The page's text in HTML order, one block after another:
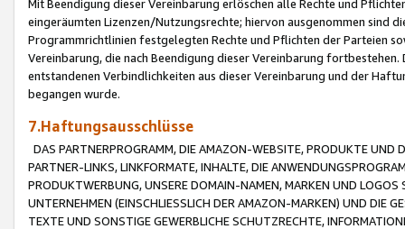
Mit Beendigung dieser Vereinbarung erlöschen alle Rechte und
eingeräumten Lizenzen/Nutzungsrechte; hiervon ausgenommen sind
Programmrichtlinien festgelegten Rechte und Pflichten der Parteien
Vereinbarung, die nach Beendigung dieser Vereinbarung
entstandenen Verbindlichkeiten aus dieser Vereinbarung und der
begangen wurde.
7.Haftungsausschlüsse
DAS PARTNERPROGRAMM, DIE AMAZON-WEBSITE, PRODUKTE UND
PARTNER-LINKS, LINKFORMATE, INHALTE, DIE
PRODUKTWERBUNG, UNSERE DOMAIN-NAMEN, MARKEN UND
UNTERNEHMEN (EINSCHLIESSLICH DER AMAZON-MARKEN) UND DIE
TEXTE UND SONSTIGE GEWERBLICHE SCHUTZRECHTE,